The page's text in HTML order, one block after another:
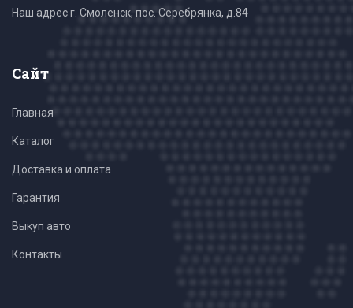
Наш адрес г. Смоленск, пос. Серебрянка, д.84
Сайт
Главная
Каталог
Доставка и оплата
Гарантия
Выкуп авто
Контакты